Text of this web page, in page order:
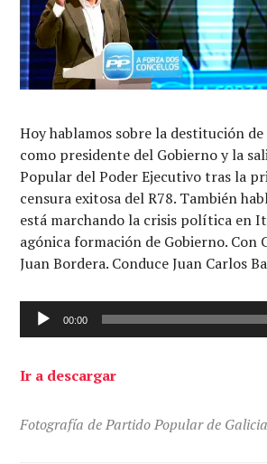
Hoy hablamos sobre la destitución
como presidente del Gobierno y la
Popular del Poder Ejecutivo tras la
censura exitosa del R78. También
está marchando la crisis política en
agónica formación de Gobierno. Con
Juan Bordera. Conduce Juan Carlos
Reproductor
de
00:00
Ir a descargar
Fotografía de Partido Popular de Galicia